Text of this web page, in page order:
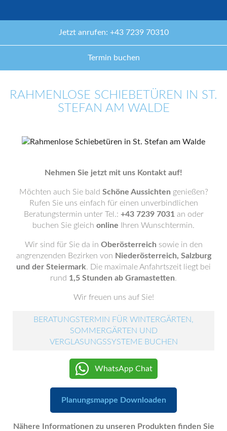
Jetzt anrufen: +43 7239 70310
Termin buchen
RAHMENLOSE SCHIEBETÜREN IN ST.
STEFAN AM WALDE
Nehmen Sie jetzt mit uns Kontakt auf!
Möchten auch Sie bald Schöne Aussichten genießen?
Rufen Sie uns einfach für einen unverbindlichen
Beratungstermin unter Tel.: +43 7239 7031 an oder
buchen Sie gleich online Ihren Wunschtermin.
Wir sind für Sie da in Oberösterreich sowie in den
angrenzenden Bezirken von Niederösterreich, Salzburg
und der Steiermark. Die maximale Anfahrtszeit liegt bei
rund 1,5 Stunden ab Gramastetten.
Wir freuen uns auf Sie!
BERATUNGSTERMIN FÜR WINTERGÄRTEN,
SOMMERGÄRTEN UND
VERGLASUNGSSYSTEME BUCHEN
WhatsApp Chat
Planungsmappe Downloaden
Nähere Informationen zu unseren Produkten finden Sie